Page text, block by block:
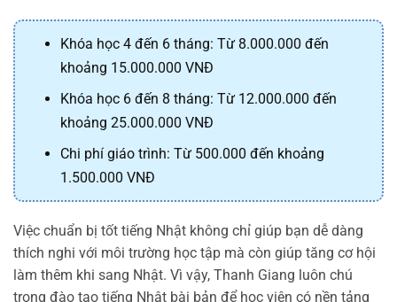
Khóa học 4 đến 6 tháng: Từ 8.000.000 đến
khoảng 15.000.000 VNĐ
Khóa học 6 đến 8 tháng: Từ 12.000.000 đến
khoảng 25.000.000 VNĐ
Chi phí giáo trình: Từ 500.000 đến khoảng
1.500.000 VNĐ
Việc chuẩn bị tốt tiếng Nhật không chỉ giúp bạn dễ dàng
thích nghi với môi trường học tập mà còn giúp tăng cơ hội
làm thêm khi sang Nhật. Vì vậy, Thanh Giang luôn chú
trọng đào tạo tiếng Nhật bài bản để học viên có nền tảng